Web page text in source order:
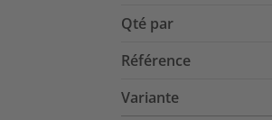
Qté par
Référence
Variante